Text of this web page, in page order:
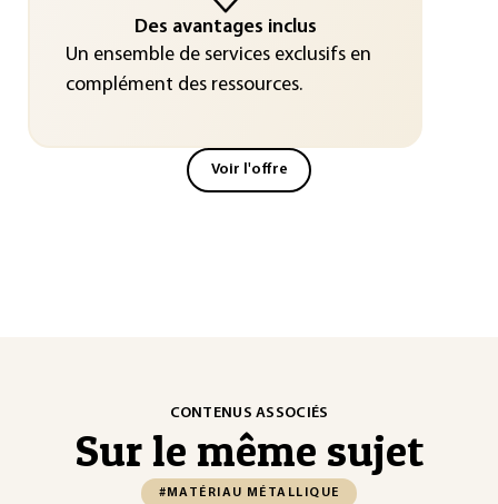
Des avantages inclus
Un ensemble de services exclusifs en
complément des ressources.
Voir l'offre
CONTENUS ASSOCIÉS
Sur le même sujet
#MATÉRIAU MÉTALLIQUE